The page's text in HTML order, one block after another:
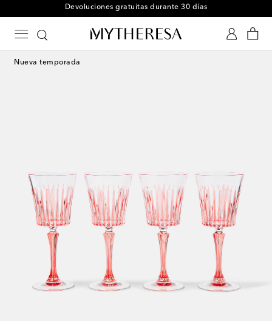
Devoluciones gratuitas durante 30 días
Nueva temporada